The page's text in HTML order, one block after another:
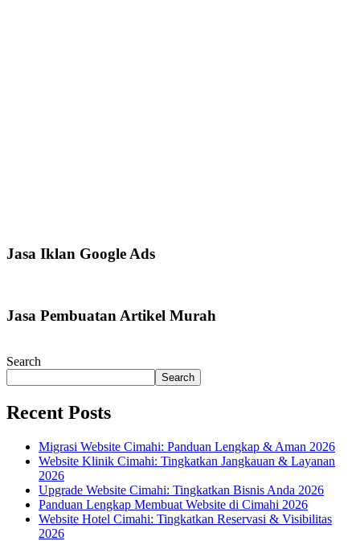
Jasa Iklan Google Ads
Jasa Pembuatan Artikel Murah
Search
Search
Recent Posts
Migrasi Website Cimahi: Panduan Lengkap & Aman 2026
Website Klinik Cimahi: Tingkatkan Jangkauan & Layanan
2026
Upgrade Website Cimahi: Tingkatkan Bisnis Anda 2026
Panduan Lengkap Membuat Website di Cimahi 2026
Website Hotel Cimahi: Tingkatkan Reservasi & Visibilitas
2026